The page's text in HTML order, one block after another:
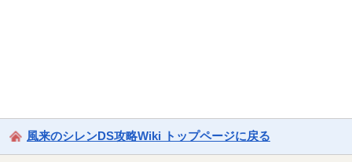
風来のシレンDS攻略Wiki トップページに戻る